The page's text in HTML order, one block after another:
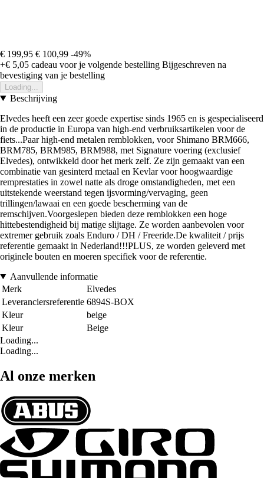
€ 199,95 € 100,99 -49%
+€ 5,05 cadeau voor je volgende bestelling Bijgeschreven na
bevestiging van je bestelling
Loading...
Beschrijving
Elvedes heeft een zeer goede expertise sinds 1965 en is gespecialiseerd
in de productie in Europa van high-end verbruiksartikelen voor de
fiets...Paar high-end metalen remblokken, voor Shimano BRM666,
BRM785, BRM985, BRM988, met Signature voering (exclusief
Elvedes), ontwikkeld door het merk zelf. Ze zijn gemaakt van een
combinatie van gesinterd metaal en Kevlar voor hoogwaardige
remprestaties in zowel natte als droge omstandigheden, met een
uitstekende weerstand tegen ijsvorming/vervaging, geen
trillingen/lawaai en een goede bescherming van de
remschijven.Voorgeslepen bieden deze remblokken een hoge
hittebestendigheid bij matige slijtage. Ze worden aanbevolen voor
extremer gebruik zoals Enduro / DH / Freeride.De kwaliteit / prijs
referentie gemaakt in Nederland!!!PLUS, ze worden geleverd met
originele bouten en moeren specifiek voor de referentie.
Aanvullende informatie
Merk
Elvedes
Leveranciersreferentie 6894S-BOX
Kleur
beige
Kleur
Beige
Loading...
Loading...
Al onze merken